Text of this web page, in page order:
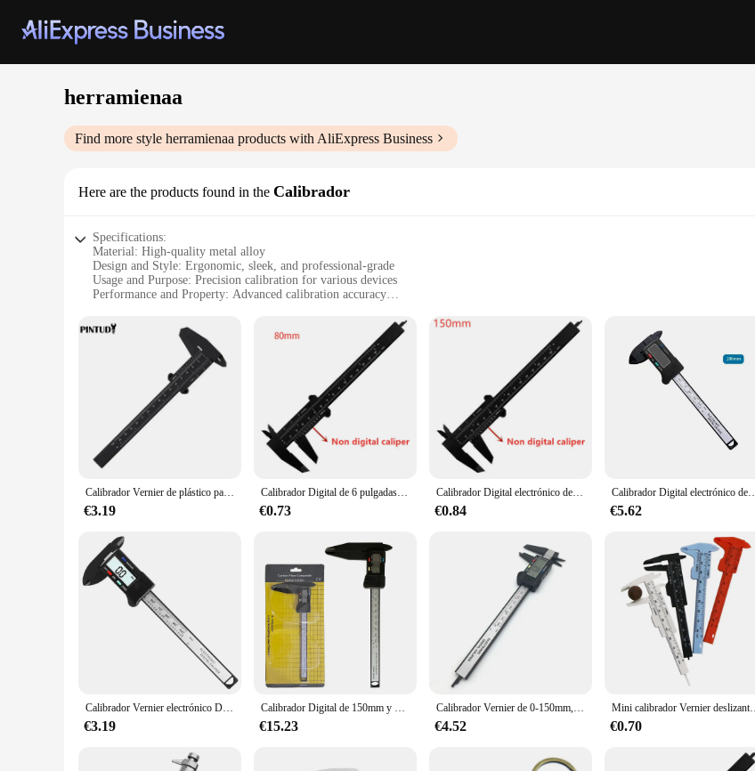
herramienaa
Find more style herramienaa products with AliExpress Business
Here are the products found in the Calibrador
Specifications:
Material: High-quality metal alloy
Design and Style: Ergonomic, sleek, and professional-grade
Usage and Purpose: Precision calibration for various devices
Performance and Property: Advanced calibration accuracy
Applicable People: Professionals in the electronics and technology sectors
**Precision and Durability**
The herramienaa Calibrador is a top-tier tool designed for professionals who demand precision in their work. Crafted from a
use in various environments. Its ergonomic design ensures comfort and ease of handling, making it an indispensable asset for
provided by this tool is unmatched, ensuring that your devices are calibrated to the highest standards.
**Versatility and Convenience**
The herramienaa Calibrador is not just a tool; it's a comprehensive solution for your calibration needs. The set includes all the
versatile addition to your toolkit. Whether you're calibrating electronic devices, sensors, or other precision instruments, this
**Reliability and Support**
ensure that you have access to the tools you need when you need them. Our commitment to customer satisfaction extends to our
products and service. With the herramienaa Calibrador, you can trust in the precision and reliability of your calibrations, knowing
Calibrador Vernier de plástico para estudiantes, herramienta de medición de 0 a 150mm, con pantalla Digital, 1 unidad
€3.19
Calibrador Digital de 6 pulgadas, calibrador Vernier electrónico, micrómetro de calibre de 100mm, herramienta de medición de regla Digital de 150mm y 0,1mm
€0.73
Calibrador Digital electrónico de fibra de carbono, calibrador Vernier, micrómetro, herramienta de medición, regla Digital, 150mm, 100mm
€0.84
Calibrador Digital electrónico de 150mm y 100mm, calibrador Vernier con
€5.62
Calibrador Vernier electrónico Digital LCD, herramienta de medición de micrómetro, 100mm, 150mm, 6 pulgadas, novedad
€3.19
Calibrador Digital de 150mm y 0,1mm, calibrador Vernier electrónico, mandíbula, calibrador digital de plástico largo, micromete, herramientas de medición DIY
€15.23
Calibrador Vernier de 0-150mm, herramienta de medición de 6 pulgadas, plástico/acero inoxidable, LCD, regla electrónica Digital de fibra de carbono
€4.52
Mini calibrador Vernier deslizante de plástico
€0.70